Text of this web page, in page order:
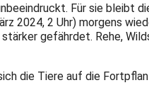
Für sie bleibt
2024, 2 Uhr) morgens
gefährdet. Rehe,
die Tiere auf die